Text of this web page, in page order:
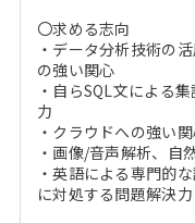
〇求める志向
・データ分析技術の
の強い関心
・自らSQL文による
力
・クラウドへの強い
・画像/音声解析、自
・英語による専門的
に対処する問題解決力